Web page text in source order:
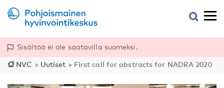
Sisältöä ei ole saatavilla suomeksi.
NVC > Uutiset > First call for abstracts for NADRA 2020